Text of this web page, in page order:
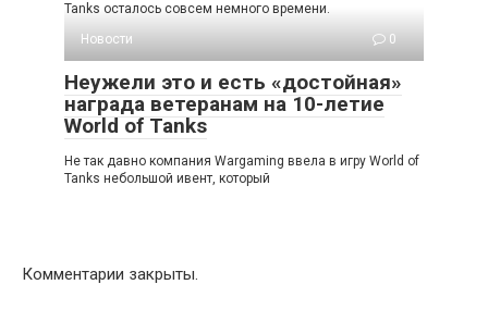
Tanks осталось совсем немного времени.
Новости
0
Неужели это и есть «достойная»
награда ветеранам на 10-летие
World of Tanks
Не так давно компания Wargaming ввела в игру World of
Tanks небольшой ивент, который
Комментарии закрыты.